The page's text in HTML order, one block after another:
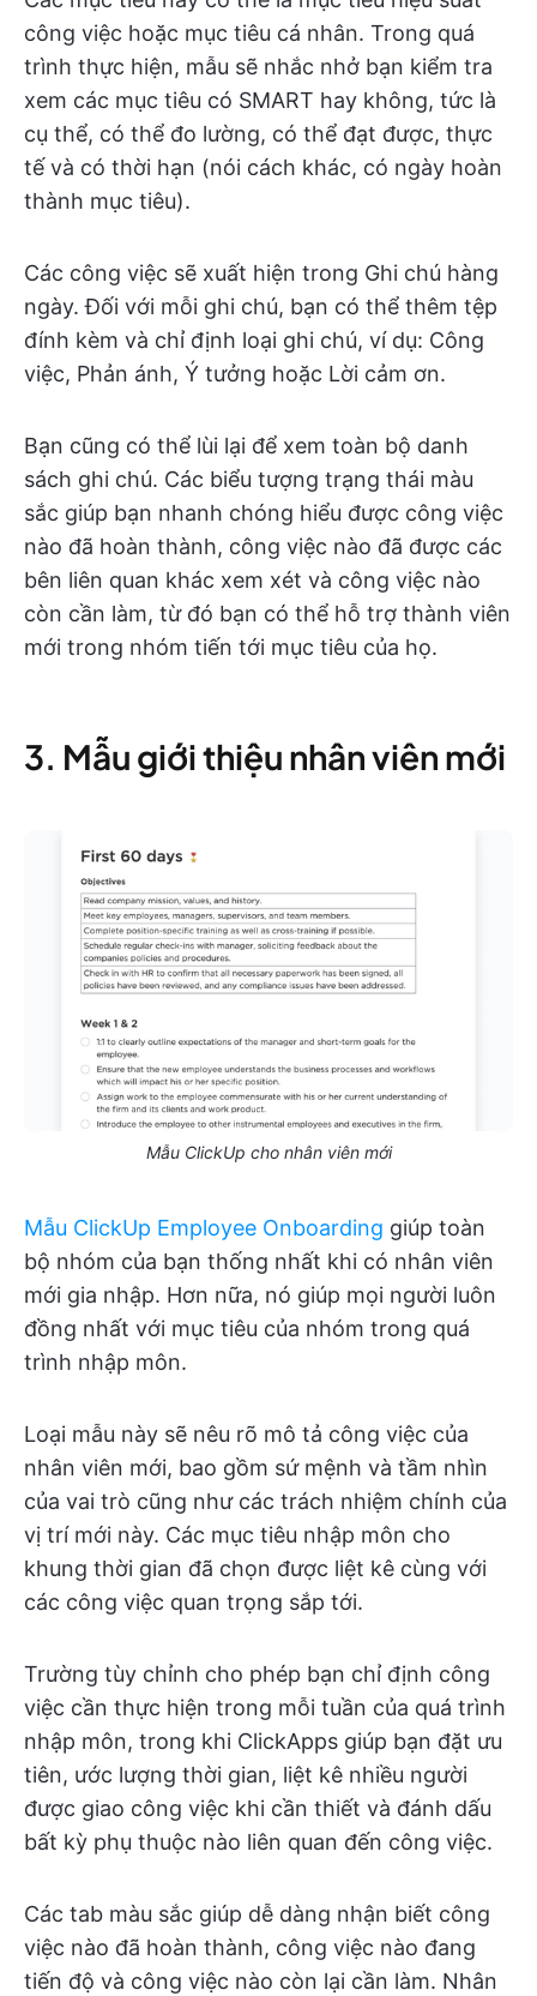
công việc hoặc mục tiêu cá nhân. Trong quá
trình thực hiện, mẫu sẽ nhắc nhở bạn kiểm tra
xem các mục tiêu có SMART hay không, tức là
cụ thể, có thể đo lường, có thể đạt được, thực
tế và có thời hạn (nói cách khác, có ngày hoàn
thành mục tiêu).
Các công việc sẽ xuất hiện trong Ghi chú hàng
ngày. Đối với mỗi ghi chú, bạn có thể thêm tệp
đính kèm và chỉ định loại ghi chú, ví dụ: Công
việc, Phản ánh, Ý tưởng hoặc Lời cảm ơn.
Bạn cũng có thể lùi lại để xem toàn bộ danh
sách ghi chú. Các biểu tượng trạng thái màu
sắc giúp bạn nhanh chóng hiểu được công việc
nào đã hoàn thành, công việc nào đã được các
bên liên quan khác xem xét và công việc nào
còn cần làm, từ đó bạn có thể hỗ trợ thành viên
mới trong nhóm tiến tới mục tiêu của họ.
3. Mẫu giới thiệu nhân viên mới
Mẫu ClickUp cho nhân viên mới
Mẫu ClickUp Employee Onboarding giúp toàn
bộ nhóm của bạn thống nhất khi có nhân viên
mới gia nhập. Hơn nữa, nó giúp mọi người luôn
đồng nhất với mục tiêu của nhóm trong quá
trình nhập môn.
Loại mẫu này sẽ nêu rõ mô tả công việc của
nhân viên mới, bao gồm sứ mệnh và tầm nhìn
của vai trò cũng như các trách nhiệm chính của
vị trí mới này. Các mục tiêu nhập môn cho
khung thời gian đã chọn được liệt kê cùng với
các công việc quan trọng sắp tới.
Trường tùy chỉnh cho phép bạn chỉ định công
việc cần thực hiện trong mỗi tuần của quá trình
nhập môn, trong khi ClickApps giúp bạn đặt ưu
tiên, ước lượng thời gian, liệt kê nhiều người
được giao công việc khi cần thiết và đánh dấu
bất kỳ phụ thuộc nào liên quan đến công việc.
Các tab màu sắc giúp dễ dàng nhận biết công
việc nào đã hoàn thành, công việc nào đang
tiến độ và công việc nào còn lại cần làm. Nhân